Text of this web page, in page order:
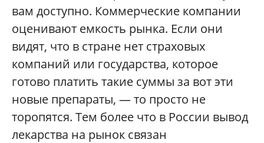
вам доступно. Коммерческие компании
оценивают емкость рынка. Если они
видят, что в стране нет страховых
компаний или государства, которое
готово платить такие суммы за вот эти
новые препараты, — то просто не
торопятся. Тем более что в России вывод
лекарства на рынок связан